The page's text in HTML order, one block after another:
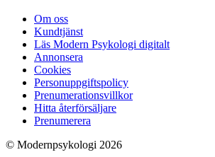
Om oss
Kundtjänst
Läs Modern Psykologi digitalt
Annonsera
Cookies
Personuppgiftspolicy
Prenumerationsvillkor
Hitta återförsäljare
Prenumerera
© Modernpsykologi 2026